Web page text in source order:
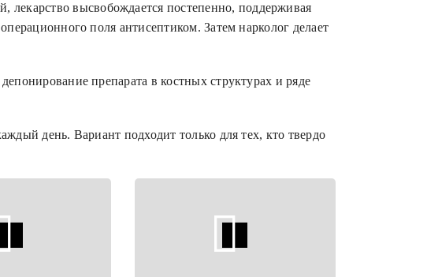
высвобождается постепенно, поддерживая
поля антисептиком. Затем нарколог делает
препарата в костных структурах и ряде
день. Вариант подходит только для тех, кто твердо